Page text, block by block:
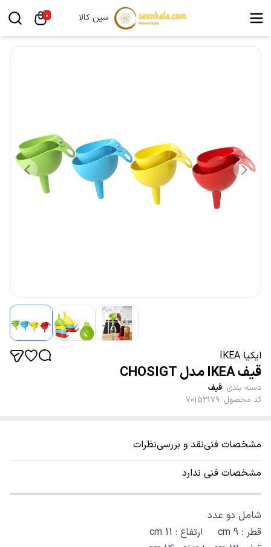
سین کالا 0
ایکیا IKEA
قیف IKEA مدل CHOSIGT
دسته بندی: قیف
کد محصول:
70153179
مشخصات فنینقد و بررسینظرات
مشخصات فنی ندارد
شامل دو عدد
قطر : 9 cm ارتفاع : 11 cm